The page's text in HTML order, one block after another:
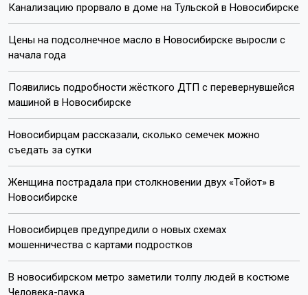
Канализацию прорвало в доме на Тульской в Новосибирске
Цены на подсолнечное масло в Новосибирске выросли с
начала года
Появились подробности жёсткого ДТП с перевернувшейся
машиной в Новосибирске
Новосибирцам рассказали, сколько семечек можно
съедать за сутки
Женщина пострадала при столкновении двух «Тойот» в
Новосибирске
Новосибирцев предупредили о новых схемах
мошенничества с картами подростков
В новосибирском метро заметили толпу людей в костюме
Человека-паука